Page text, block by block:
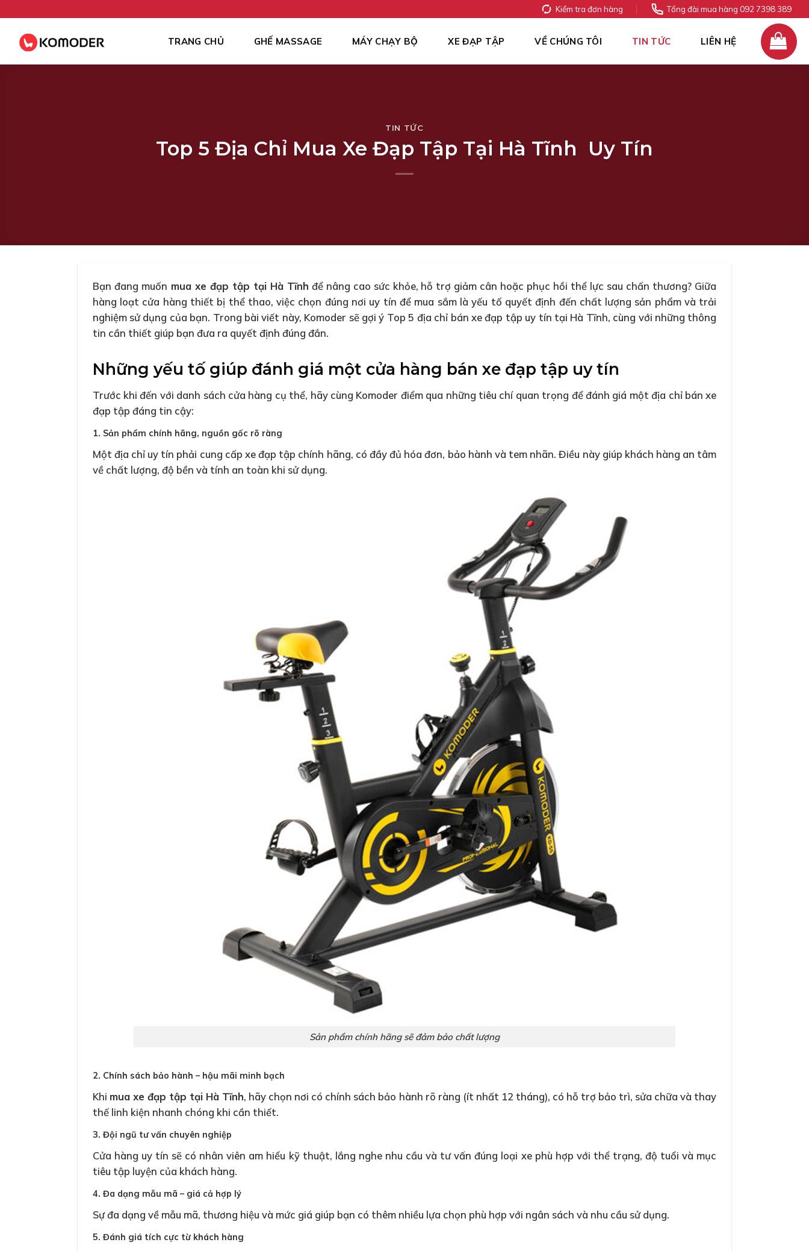
content
Kiểm tra đơn hàng Tổng đài mua hàng 092 7398 389
TRANG CHỦ GHẾ MASSAGE MÁY CHẠY BỘ XE ĐẠP TẬP VỀ CHÚNG TÔI TIN TỨC LIÊN HỆ
TIN TỨC
Top 5 Địa Chỉ Mua Xe Đạp Tập Tại Hà Tĩnh Uy Tín
Bạn đang muốn mua xe đạp tập tại Hà Tĩnh để nâng cao sức khỏe, hỗ trợ giảm cân hoặc phục hồi thể lực sau chấn thương? Giữa
hàng loạt cửa hàng thiết bị thể thao, việc chọn đúng nơi uy tín để mua sắm là yếu tố quyết định đến chất lượng sản phẩm và trải
nghiệm sử dụng của bạn. Trong bài viết này, Komoder sẽ gợi ý Top 5 địa chỉ bán xe đạp tập uy tín tại Hà Tĩnh, cùng với những thông
tin cần thiết giúp bạn đưa ra quyết định đúng đắn.
Những yếu tố giúp đánh giá một cửa hàng bán xe đạp tập uy tín
Trước khi đến với danh sách cửa hàng cụ thể, hãy cùng Komoder điểm qua những tiêu chí quan trọng để đánh giá một địa chỉ bán xe
đạp tập đáng tin cậy:
1. Sản phẩm chính hãng, nguồn gốc rõ ràng
Một địa chỉ uy tín phải cung cấp xe đạp tập chính hãng, có đầy đủ hóa đơn, bảo hành và tem nhãn. Điều này giúp khách hàng an tâm
về chất lượng, độ bền và tính an toàn khi sử dụng.
Sản phẩm chính hãng sẽ đảm bảo chất lượng
2. Chính sách bảo hành – hậu mãi minh bạch
Khi mua xe đạp tập tại Hà Tĩnh, hãy chọn nơi có chính sách bảo hành rõ ràng (ít nhất 12 tháng), có hỗ trợ bảo trì, sửa chữa và thay
thế linh kiện nhanh chóng khi cần thiết.
3. Đội ngũ tư vấn chuyên nghiệp
Cửa hàng uy tín sẽ có nhân viên am hiểu kỹ thuật, lắng nghe nhu cầu và tư vấn đúng loại xe phù hợp với thể trạng, độ tuổi và mục
tiêu tập luyện của khách hàng.
4. Đa dạng mẫu mã – giá cả hợp lý
Sự đa dạng về mẫu mã, thương hiệu và mức giá giúp bạn có thêm nhiều lựa chọn phù hợp với ngân sách và nhu cầu sử dụng.
5. Đánh giá tích cực từ khách hàng